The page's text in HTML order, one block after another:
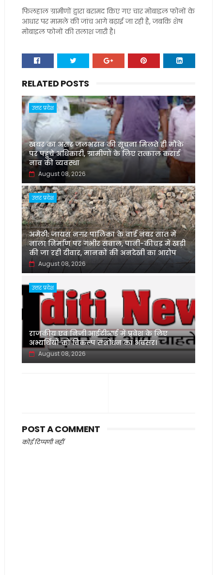
फिलहाल ग्रामीणों द्वारा बरामद किए गए चार मोबाइल फोनों के
आधार पर मामले की जांच आगे बढ़ाई जा रही है, जबकि शेष
मोबाइल फोनों की तलाश जारी है।
RELATED POSTS
उत्तर प्रदेश
खबर का असर जलभराव की सूचना मिलते ही मौके
पर पहुंचे अधिकारी, ग्रामीणों के लिए तत्काल कराई
नाव की व्यवस्था
August 08, 2026
उत्तर प्रदेश
अमेठी: जायस नगर पालिका के वार्ड नंबर सात में
नाला निर्माण पर गंभीर सवाल, पानी-कीचड़ में खड़ी
की जा रही दीवार, मानकों की अनदेखी का आरोप
August 08, 2026
उत्तर प्रदेश
‌राजकीय एवं निजी आईटीआई में प्रवेश के लिए
अभ्यर्थियों को विकल्प संशोधन का अवसर।
August 08, 2026
POST A COMMENT
कोई टिप्पणी नहीं